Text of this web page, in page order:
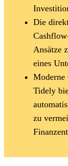
Die
Ansätze
eines
Moderne
Tidely
zu